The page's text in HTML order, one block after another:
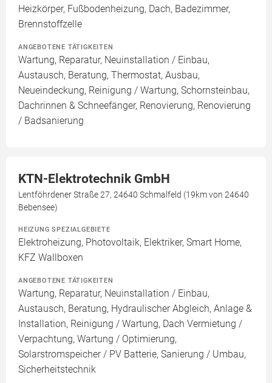
Heizkörper, Fußbodenheizung, Dach, Badezimmer,
Brennstoffzelle
ANGEBOTENE TÄTIGKEITEN
Wartung, Reparatur, Neuinstallation / Einbau,
Austausch, Beratung, Thermostat, Ausbau,
Neueindeckung, Reinigung / Wartung, Schornsteinbau,
Dachrinnen & Schneefänger, Renovierung, Renovierung
/ Badsanierung
KTN-Elektrotechnik GmbH
Lentföhrdener Straße 27, 24640 Schmalfeld (19km von 24640
Bebensee)
HEIZUNG SPEZIALGEBIETE
Elektroheizung, Photovoltaik, Elektriker, Smart Home,
KFZ Wallboxen
ANGEBOTENE TÄTIGKEITEN
Wartung, Reparatur, Neuinstallation / Einbau,
Austausch, Beratung, Hydraulischer Abgleich, Anlage &
Installation, Reinigung / Wartung, Dach Vermietung /
Verpachtung, Wartung / Optimierung,
Solarstromspeicher / PV Batterie, Sanierung / Umbau,
Sicherheitstechnik